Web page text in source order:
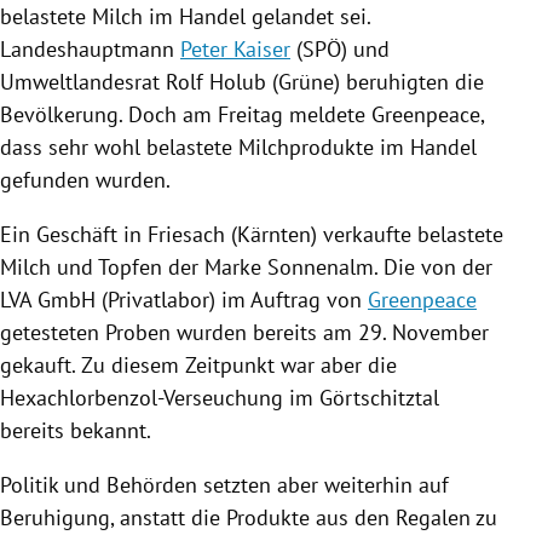
belastete Milch im Handel gelandet sei.
Landeshauptmann Peter Kaiser (SPÖ) und
Umweltlandesrat Rolf Holub (Grüne) beruhigten die
Bevölkerung. Doch am Freitag meldete Greenpeace,
dass sehr wohl belastete Milchprodukte im Handel
gefunden wurden.
Ein Geschäft in Friesach (Kärnten) verkaufte belastete
Milch und Topfen der Marke Sonnenalm. Die von der
LVA GmbH (Privatlabor) im Auftrag von Greenpeace
getesteten Proben wurden bereits am 29. November
gekauft. Zu diesem Zeitpunkt war aber die
Hexachlorbenzol-Verseuchung im Görtschitztal
bereits bekannt.
Politik und Behörden setzten aber weiterhin auf
Beruhigung, anstatt die Produkte aus den Regalen zu